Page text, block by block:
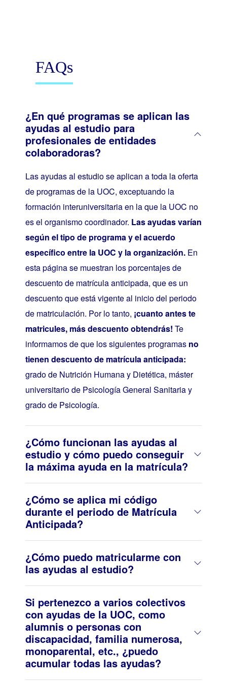
FAQs
¿En qué programas se aplican las
ayudas al estudio para
profesionales de entidades
colaboradoras?
Las ayudas al estudio se aplican a toda la oferta
de programas de la UOC, exceptuando la
formación interuniversitaria en la que la UOC no
es el organismo coordinador. Las ayudas varían
según el tipo de programa y el acuerdo
específico entre la UOC y la organización. En
esta página se muestran los porcentajes de
descuento de matrícula anticipada, que es un
descuento que está vigente al inicio del periodo
de matriculación. Por lo tanto, ¡cuanto antes te
matricules, más descuento obtendrás! Te
informamos de que los siguientes programas no
tienen descuento de matrícula anticipada:
grado de Nutrición Humana y Dietética, máster
universitario de Psicología General Sanitaria y
grado de Psicología.
¿Cómo funcionan las ayudas al
estudio y cómo puedo conseguir
la máxima ayuda en la matrícula?
¿Cómo se aplica mi código
durante el periodo de Matrícula
Anticipada?
¿Cómo puedo matricularme con
las ayudas al estudio?
Si pertenezco a varios colectivos
con ayudas de la UOC, como
alumnis o personas con
discapacidad, familia numerosa,
monoparental, etc., ¿puedo
acumular todas las ayudas?